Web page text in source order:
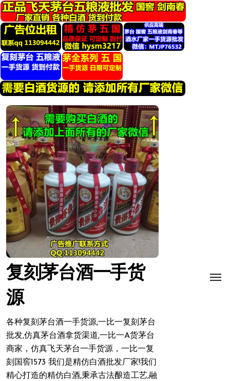
转
到
内
容
复刻茅台酒一手货
源
各种复刻茅台酒一手货源,一比一复刻茅台
批发,仿真茅台酒拿货渠道,一比一A货茅台
商家，仿真飞天茅台一手货源，一比一复
刻国窖1573 我们是精仿白酒批发厂家!我们
精心打造的精仿白酒,秉承古法酿造工艺,融